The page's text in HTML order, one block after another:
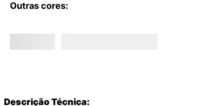
Outras cores:
Descrição Técnica: